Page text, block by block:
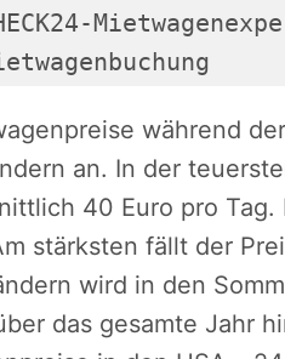
während
an. In der
40 Euro pro
stärksten fällt der
wird in den
das gesamte Jahr